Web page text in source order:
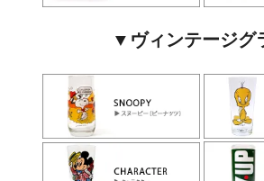
▼ヴィンテージグ